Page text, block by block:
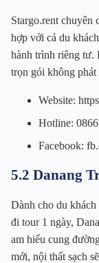
Stargo.rent
hợp với cả du
hành trình riêng tư.
trọn gói không
Website:
Hotline:
Facebook:
5.2 Danang
Dành cho du
đi tour 1 ngày,
am hiểu cung
mới, nội thất sạch